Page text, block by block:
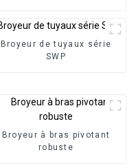
Broyeur de tuyaux série
SWP
Broyeur à bras pivotant
robuste